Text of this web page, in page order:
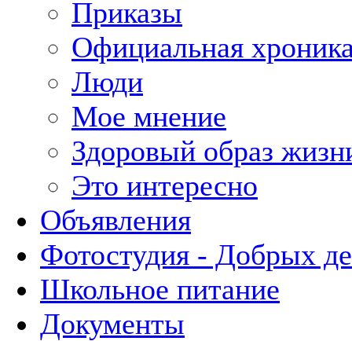
Приказы
Официальная
Люди
Мое мнение
Здоровый образ
Это интересно
Объявления
Фотостудия - Добрых
Школьное питание
Документы